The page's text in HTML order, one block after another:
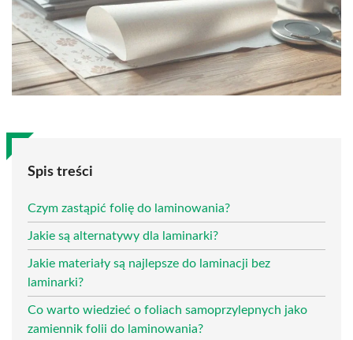
Spis treści
Czym zastąpić folię do laminowania?
Jakie są alternatywy dla laminarki?
Jakie materiały są najlepsze do laminacji bez
laminarki?
Co warto wiedzieć o foliach samoprzylepnych jako
zamiennik folii do laminowania?